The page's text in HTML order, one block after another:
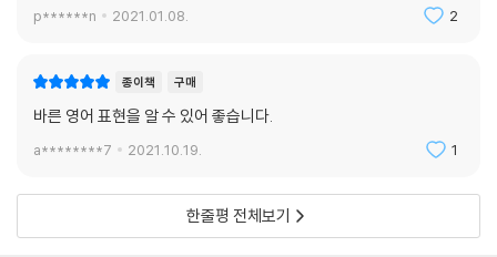
UNIT 9 누군가가 잘 살고 부유할 때는 〉 She’s rich ???
UNIT 11 음식이 맛있다고 할 때는 〉 It’s delicious ???
UNIT 13 자신이 뭔가를 잘 못할 때는 〉 I’m bad at it ??? .
UNIT 14 어디에 떨궈만 달라고 부탁할 때는 〉 Can you take me to the
UNIT 15 격식을 차려 사과할 때는 〉 I’m sorry ???
UNIT 16 사과를 받아줄 때는 〉 It’s okay ???
p******n 2021.01.08. 2
종이책 구매
바른 영어 표현을 알 수 있어 좋습니다.
a********7 2021.10.19. 1
한줄평 전체보기